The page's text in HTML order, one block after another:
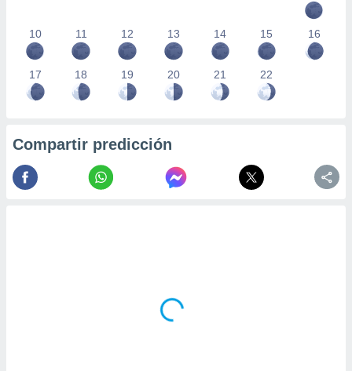
10 11 12 13 14 15 16
17 18 19 20 21 22
Compartir predicción